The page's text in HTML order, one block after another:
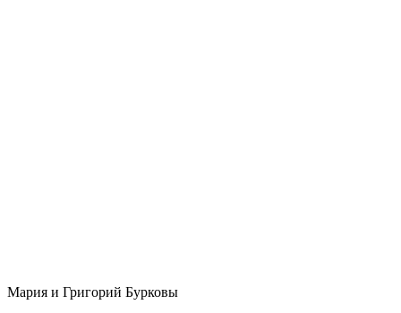
Мария и Григорий Бурковы